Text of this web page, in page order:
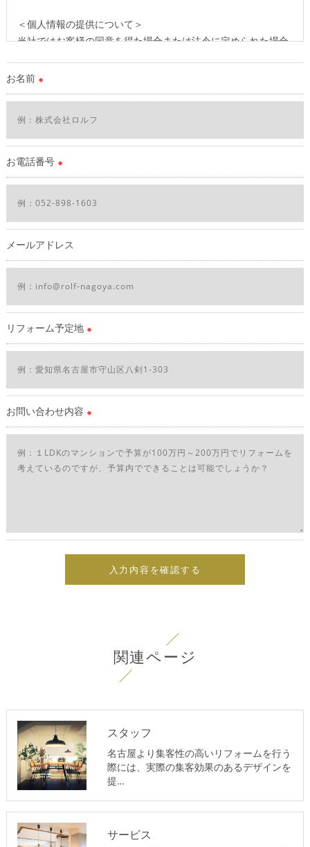
＜個人情報の提供について＞
当社ではお客様の同意を得た場合または法令に定められた場合
取得した個人情報を第三者に提供することはいたしません。
当社では、利用目的の達成に必要な範囲において、個人情報を
外部に委託する場合があります。
これらの委託先に対しては個人情報保護契約等の措置をとり、
適切な監督を行います。
＜個人情報の安全管理＞
当社では、個人情報の漏洩等がなされないよう、適切に安全管
理対策を実施します。
必要な情報を頂けない場合は、それに対応した当社のサービス
をご提供できない場合がございますので予めご了承ください。
＜個人情報の開示･訂正・削除･利用停止の手続について＞
続を定めさせて頂いております。
ご本人である事を確認のうえ、対応させて頂きます。
個人情報の開示･訂正･削除・利用停止の具体的手続きにつきま
しては、お電話でお問合せ下さい
お名前 ※
お電話番号 ※
メールアドレス
リフォーム予定地 ※
お問い合わせ内容 ※
関連ページ
スタッフ
名古屋より集客性の高いリフォームを行う
際には、実際の集客効果のあるデザインを
提…
サービス